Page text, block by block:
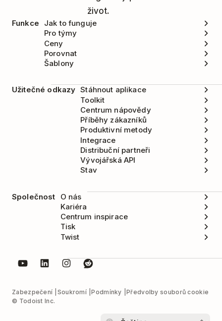
život.
Funkce
Jak to funguje
Pro týmy
Ceny
Porovnat
Šablony
Užitečné odkazy Stáhnout aplikace
Toolkit
Centrum nápovědy
Příběhy zákazníků
Produktivní metody
Integrace
Distribuční partneři
Vývojářská API
Stav
Společnost
O nás
Kariéra
Centrum inspirace
Tisk
Twist
Zabezpečení Soukromí Podmínky
Předvolby souborů cookie
© Todoist Inc.